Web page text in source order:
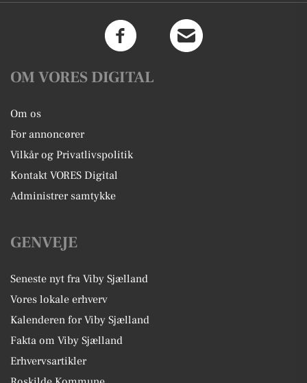
OM VORES DIGITAL
Om os
For annoncører
Vilkår og Privatlivspolitik
Kontakt VORES Digital
Administrer samtykke
GENVEJE
Seneste nyt fra Viby Sjælland
Vores lokale erhverv
Kalenderen for Viby Sjælland
Fakta om Viby Sjælland
Erhvervsartikler